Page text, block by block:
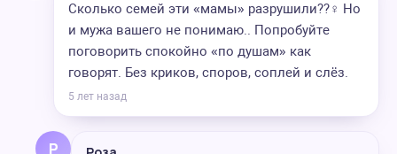
Сколько семей эти «мамы» разрушили??‍♀️ Но
и мужа вашего не понимаю.. Попробуйте
поговорить спокойно «по душам» как
говорят. Без криков, споров, соплей и слёз.
5 лет назад
Р